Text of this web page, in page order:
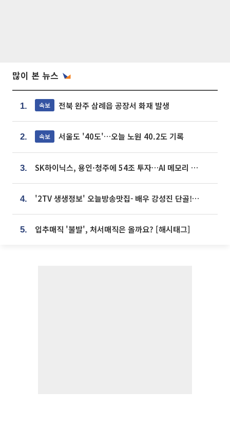
많이 본 뉴스
1. 속보 전북 완주 삼례읍 공장서 화재 발생
2. 속보 서울도 '40도'…오늘 노원 40.2도 기록
3. SK하이닉스, 용인·청주에 54조 투자…AI 메모리 생산기지 키운다
4. '2TV 생생정보' 오늘방송맛집- 배우 강성진 단골! 쌀국수ㆍ푸팟퐁 커리 맛집 '블○○○'
5. 입추매직 '불발', 처서매직은 올까요? [해시태그]